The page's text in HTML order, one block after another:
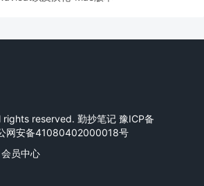
reserved. 勤抄笔记 豫ICP备
网安备41080402000018号
会员中心